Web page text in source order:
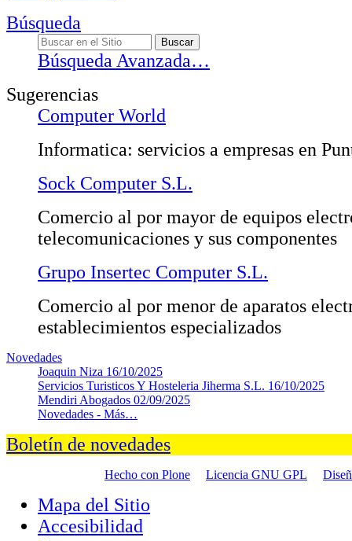
Búsqueda
Búsqueda Avanzada…
Sugerencias
Computer World
Informatica: servicios a empresas en
Sock Computer S.L.
Comercio al por mayor de equipos
telecomunicaciones y sus componentes
Grupo Insertec Computer S.L.
Comercio al por menor de aparatos
establecimientos especializados
Novedades
Joaquin Niza 16/10/2025
Servicios Turisticos Y Hosteleria Jiherma S.L. 16/10/2025
Mendiri Abogados 02/09/2025
Novedades - Más…
Boletín de novedades
Hecho con Plone Licencia GNU GPL
Mapa del Sitio
Accesibilidad